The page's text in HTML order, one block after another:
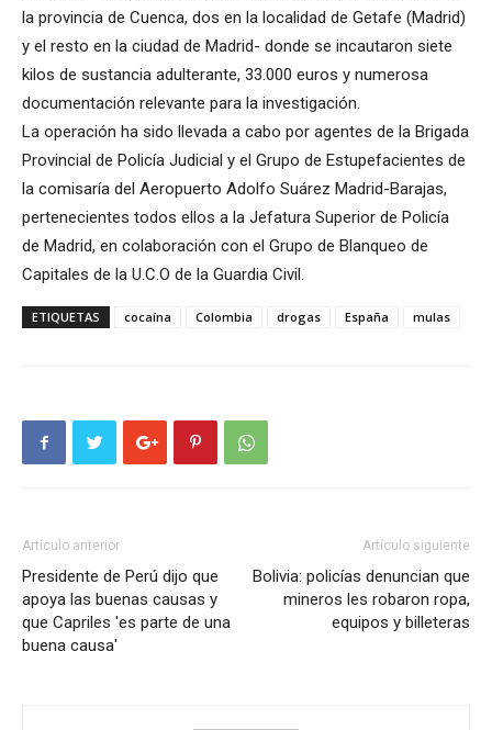
la provincia de Cuenca, dos en la localidad de Getafe (Madrid)
y el resto en la ciudad de Madrid- donde se incautaron siete
kilos de sustancia adulterante, 33.000 euros y numerosa
documentación relevante para la investigación.
La operación ha sido llevada a cabo por agentes de la Brigada
Provincial de Policía Judicial y el Grupo de Estupefacientes de
la comisaría del Aeropuerto Adolfo Suárez Madrid-Barajas,
pertenecientes todos ellos a la Jefatura Superior de Policía
de Madrid, en colaboración con el Grupo de Blanqueo de
Capitales de la U.C.O de la Guardia Civil.
ETIQUETAS cocaína Colombia drogas España mulas
Artículo anterior
Presidente de Perú dijo que
apoya las buenas causas y
que Capriles 'es parte de una
buena causa'
Artículo siguiente
Bolivia: policías denuncian que
mineros les robaron ropa,
equipos y billeteras